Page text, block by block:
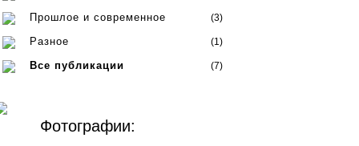
Прошлое и современное (3)
Разное (1)
Все публикации (7)
Фотографии: